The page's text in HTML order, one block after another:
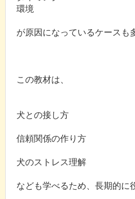
環境
が原因になっているケースも
この教材は、
犬との接し方
信頼関係の作り方
犬のストレス理解
なども学べるため、長期的に